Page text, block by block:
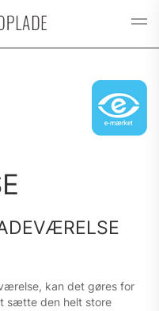
kan det gøres for
sætte den helt store